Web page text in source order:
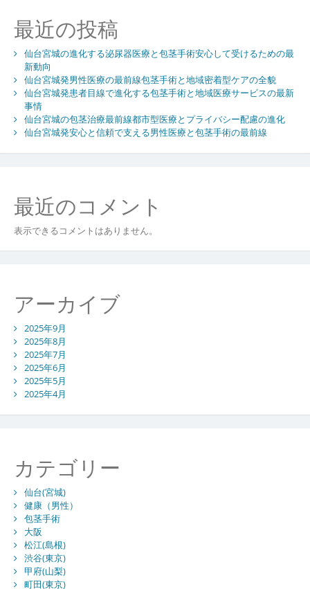
ョ
ン
最近の投稿
仙台宮城の進化する泌尿器医療と包茎手術安心して受けるための最
新動向
仙台宮城発男性医療の最前線包茎手術と地域密着型ケアの全貌
仙台宮城発患者目線で進化する包茎手術と地域医療サービスの最新
事情
仙台宮城の包茎治療最前線都市型医療とプライバシー配慮の進化
仙台宮城発安心と信頼で支える男性医療と包茎手術の最前線
最近のコメント
表示できるコメントはありません。
アーカイブ
2025年9月
2025年8月
2025年7月
2025年6月
2025年5月
2025年4月
カテゴリー
仙台(宮城)
健康（男性）
包茎手術
大阪
松江(島根)
渋谷(東京)
甲府(山梨)
町田(東京)